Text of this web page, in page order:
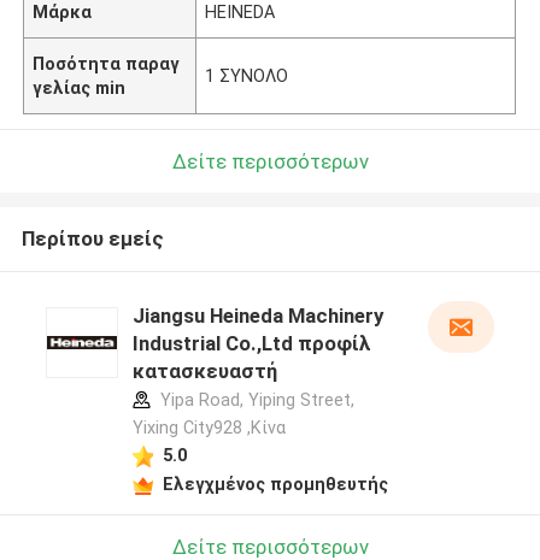
Μάρκα HEINEDA
Ποσότητα παραγ
γελίας min
1 ΣΥΝΟΛΟ
Δείτε περισσότερων
Περίπου εμείς
Jiangsu Heineda Machinery
Industrial Co.,Ltd προφίλ
κατασκευαστή
Yipa Road, Yiping Street,
Yixing City928 ,Κίνα
5.0
Ελεγχμένος προμηθευτής
Δείτε περισσότερων